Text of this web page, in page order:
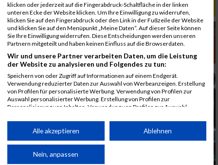
ALBUM B2RUN MÜNCHEN, B2RUN / 16.07.2019
klicken oder jederzeit auf die Fingerabdruck-Schaltfläche in der linken
unteren Ecke der Website klicken. Um Ihre Einwilligung zu widerrufen,
klicken Sie auf den Fingerabdruck oder den Link in der Fußzeile der Website
und klicken Sie auf den Menüpunkt „Meine Daten“. Auf dieser Seite können
Sie Ihre Einwilligung widerrufen. Diese Entscheidungen werden unseren
Partnern mitgeteilt und haben keinen Einfluss auf die Browserdaten.
Wir und unsere Partner verarbeiten Daten, um die Leistung
der Website zu analysieren und Folgendes zu tun:
Speichern von oder Zugriff auf Informationen auf einem Endgerät.
Verwendung reduzierter Daten zur Auswahl von Werbeanzeigen. Erstellung
von Profilen für personalisierte Werbung. Verwendung von Profilen zur
Auswahl personalisierter Werbung. Erstellung von Profilen zur
Personalisierung von Inhalten. Verwendung von Profilen zur Auswahl
Performance von Inhalten. Analyse von Zielgruppen durch Statistiken oder
Kombinationen von Daten aus verschiedenen Quellen. Entwicklung und
von Inhalten.
Daten können außerhalb der Europäischen Union weitergegeben und in die
Alle akzeptieren Ablehnen
Nein, anpassen